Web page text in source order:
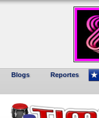
Blogs Reportes